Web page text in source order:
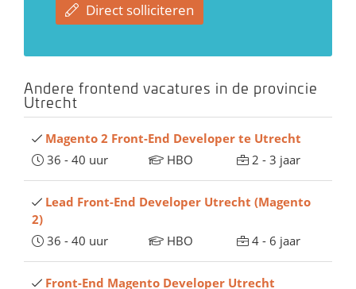
Direct solliciteren
Andere frontend vacatures in de provincie
Utrecht
Magento 2 Front-End Developer te Utrecht
36 - 40 uur
HBO 2 - 3 jaar
Lead Front-End Developer Utrecht (Magento
2)
36 - 40 uur
HBO 4 - 6 jaar
Front-End Magento Developer Utrecht